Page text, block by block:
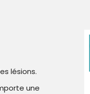
lésions.
une